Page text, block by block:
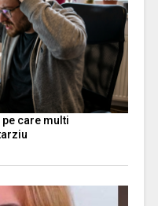
care multi